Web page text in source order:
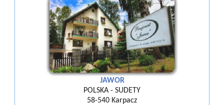
JAWOR
POLSKA - SUDETY
58-540 Karpacz